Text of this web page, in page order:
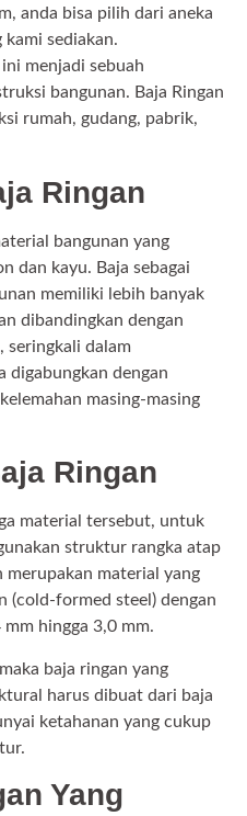
anda bisa pilih dari aneka
kami sediakan.
menjadi sebuah
bangunan. Baja Ringan
rumah, gudang, pabrik,
Ringan
bangunan yang
dan kayu. Baja sebagai
memiliki lebih banyak
dibandingkan dengan
seringkali dalam
digabungkan dengan
masing-masing
Ringan
material tersebut, untuk
struktur rangka atap
merupakan material yang
(cold-formed steel) dengan
hingga 3,0 mm.
baja ringan yang
harus dibuat dari baja
ketahanan yang cukup
Yang